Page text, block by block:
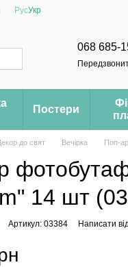
РусУкр
068 685-
Постери
до свят Вечірка Поп-
14 шт
Артикул: 03384 Написати